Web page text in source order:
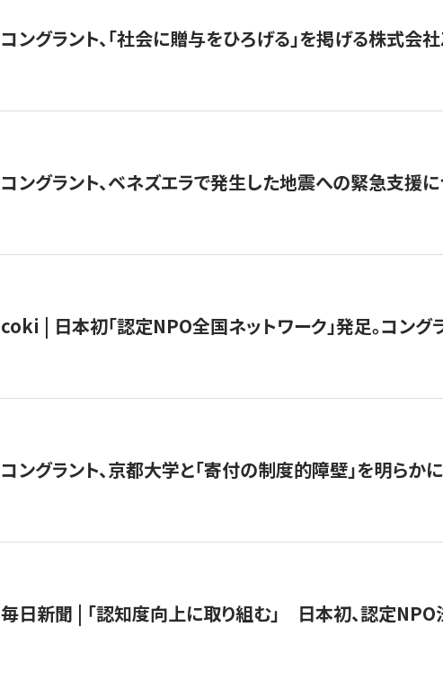
コングラント、「社会に贈与をひろげる」を掲げる株式会
コングラント、ベネズエラで発生した地震への緊急支援
coki | 日本初「認定NPO全国ネットワーク」発足。コン
コングラント、京都大学と「寄付の制度的障壁」を明ら
毎日新聞 | 「認知度向上に取り組む」 日本初、認定